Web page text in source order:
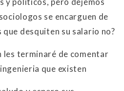
se encarguen de
desquiten su salario no?
les terminaré de comentar
que existen